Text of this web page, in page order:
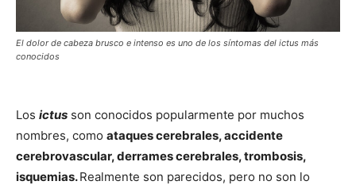
El dolor de cabeza brusco e intenso es uno de los síntomas del ictus más
conocidos
Los ictus son conocidos popularmente por muchos
nombres, como ataques cerebrales, accidente
cerebrovascular, derrames cerebrales, trombosis,
isquemias.Realmente son parecidos, pero no son lo